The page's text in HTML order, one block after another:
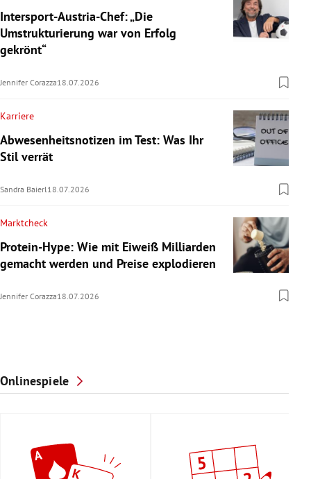
Intersport-Austria-Chef: „Die
Umstrukturierung war von Erfolg
gekrönt“
Jennifer Corazza18.07.2026
Karriere
Abwesenheitsnotizen im Test: Was Ihr
Stil verrät
Sandra Baierl18.07.2026
Marktcheck
Protein-Hype: Wie mit Eiweiß Milliarden
gemacht werden und Preise explodieren
Jennifer Corazza18.07.2026
Onlinespiele